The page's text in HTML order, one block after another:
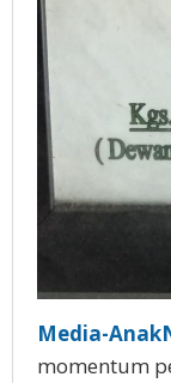
Media-
momentum